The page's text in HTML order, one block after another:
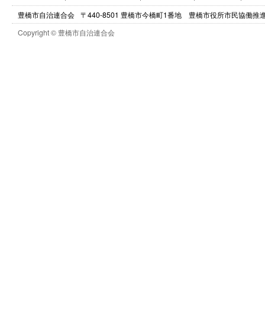
豊橋市自治連合会 〒440-8501 豊橋市今橋町1番地 豊橋市役所市民協働推
Copyright © 豊橋市自治連合会